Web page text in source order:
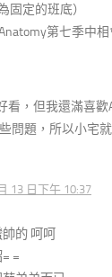
固定的班底）
第七季中
看，但我還滿喜歡
問題，所以小宅
13 日下午 10:37
的 呵呵
=